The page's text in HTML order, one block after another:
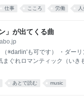
の期間限定ポッドキャスト
by 三四郎のオールナイトニッ
交流をきっかけに実現した
動車が提供するスポンサー
相談に章男氏が本音で向き合
ったことから、今回取り上
リア研究を手掛かりにわか
） 「趣味を仕事にしたい」
仕事 こころ 労働
」が出てくる曲
※darlin'も可です） ・ダーリ
まぐれロマンティック（いき
あとで読む music